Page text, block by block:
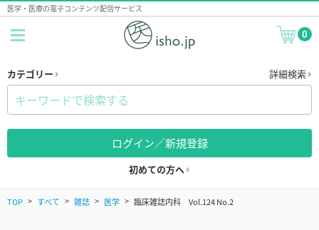
医学・医療の電子コンテンツ配信サービス
0
カテゴリー 詳細検索
ログイン／新規登録
初めての方へ
TOP すべて 雑誌 医学 臨床雑誌内科 Vol.124 No.2